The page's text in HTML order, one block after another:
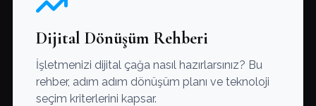
Dijital Dönüşüm Rehberi
İşletmenizi dijital çağa nasıl hazırlarsınız? Bu
rehber, adım adım dönüşüm planı ve teknoloji
seçim kriterlerini kapsar.